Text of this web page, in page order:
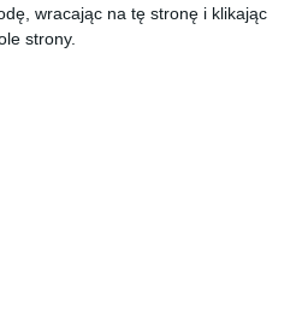
wracając na tę stronę i klikając
strony.